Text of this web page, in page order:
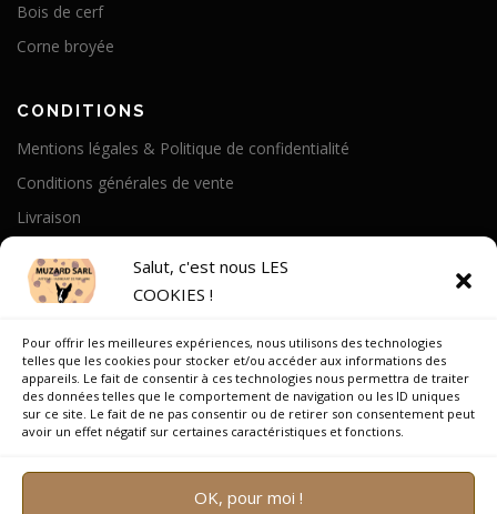
Salut, c'est nous LES
COOKIES !
Pour offrir les meilleures expériences, nous utilisons des technologies
telles que les cookies pour stocker et/ou accéder aux informations des
appareils. Le fait de consentir à ces technologies nous permettra de traiter
des données telles que le comportement de navigation ou les ID uniques
sur ce site. Le fait de ne pas consentir ou de retirer son consentement peut
avoir un effet négatif sur certaines caractéristiques et fonctions.
OK, pour moi !
Bois de cerf
Corne broyée
CONDITIONS
Mentions légales & Politique de confidentialité
Conditions générales de vente
Livraison
Notre Histoire
On parle de nous
Recrutement